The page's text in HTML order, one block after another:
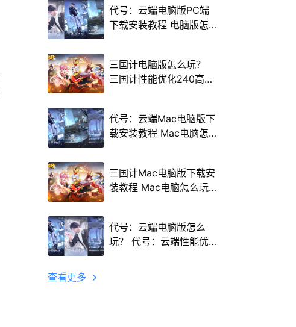
代号：云端电脑版PC端
下载安装教程 电脑版怎
三国计电脑版怎么玩？
三国计性能优化240高帧
代号：云端Mac电脑版下
载安装教程 Mac电脑怎
三国计Mac电脑版下载安
装教程 Mac电脑怎么玩
代号：云端电脑版怎么
玩？ 代号：云端性能优
查看更多